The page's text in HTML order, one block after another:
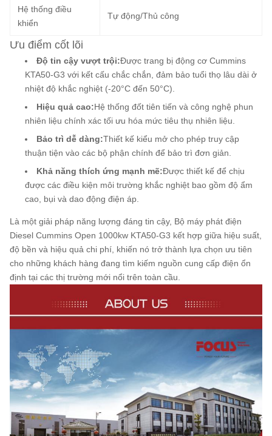
Hệ thống điều
khiển
Tự động/Thủ công
Ưu điểm cốt lõi
Độ tin cậy vượt trội:Được trang bị động cơ Cummins
KTA50-G3 với kết cấu chắc chắn, đảm bảo tuổi thọ lâu dài ở
nhiệt độ khắc nghiệt (-20°C đến 50°C).
Hiệu quả cao:Hệ thống đốt tiên tiến và công nghệ phun
nhiên liệu chính xác tối ưu hóa mức tiêu thụ nhiên liệu.
Bảo trì dễ dàng:Thiết kế kiểu mở cho phép truy cập
thuận tiện vào các bộ phận chính để bảo trì đơn giản.
Khả năng thích ứng mạnh mẽ:Được thiết kế để chịu
được các điều kiện môi trường khắc nghiệt bao gồm độ ẩm
cao, bụi và dao động điện áp.
Là một giải pháp năng lượng đáng tin cậy, Bộ máy phát điện
Diesel Cummins Open 1000kw KTA50-G3 kết hợp giữa hiệu suất,
độ bền và hiệu quả chi phí, khiến nó trở thành lựa chọn ưu tiên
cho những khách hàng đang tìm kiếm nguồn cung cấp điện ổn
định tại các thị trường mới nổi trên toàn cầu.